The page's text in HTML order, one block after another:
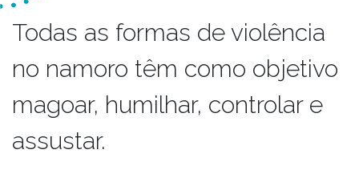
Todas as formas de violência
no namoro têm como objetivo
magoar, humilhar, controlar e
assustar.